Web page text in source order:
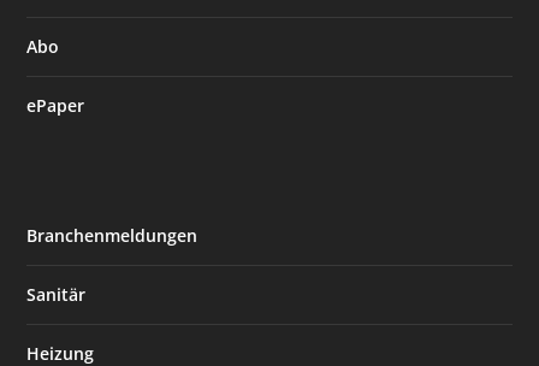
Abo
ePaper
Branchenmeldungen
Sanitär
Heizung